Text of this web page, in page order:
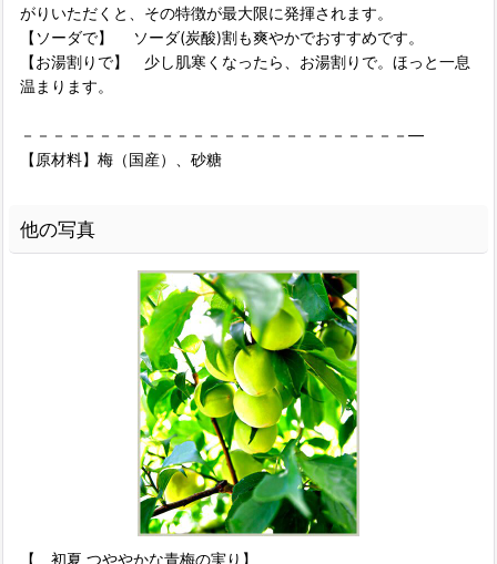
がりいただくと、その特徴が最大限に発揮されます。
【ソーダで】 ソーダ(炭酸)割も爽やかでおすすめです。
【お湯割りで】 少し肌寒くなったら、お湯割りで。ほっと一息
温まります。
－－－－－－－－－－－－－－－－－－－－－－－－－―
【原材料】梅（国産）、砂糖
他の写真
【 初夏 つややかな青梅の実り】